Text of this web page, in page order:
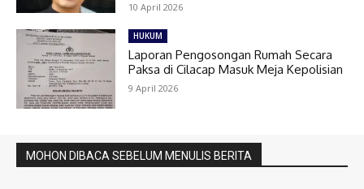
10 April 2026
HUKUM
Laporan Pengosongan Rumah Secara
Paksa di Cilacap Masuk Meja Kepolisian
9 April 2026
MOHON DIBACA SEBELUM MENULIS BERITA